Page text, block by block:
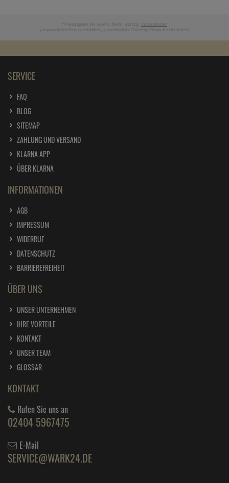
* Preisangaben inkl. gesetzl. MwSt. und zzgl. Versandkosten
Ursprünglicher Preis des Händlers, Unverbindliche Preisempfehlung des Herstellers
SERVICE
FAQ
BLOG
SITEMAP
ZAHLUNG UND VERSAND
KLARNA APP
ÜBER KLARNA
INFORMATIONEN
AGB
IMPRESSUM
WIDERRUF
DATENSCHUTZ
BARRIEREFREIHEIT
ÜBER UNS
UNSER UNTERNEHMEN
IHRE VORTEILE
KONTAKT
UNSER TEAM
GLOSSAR
KONTAKT
Rufen Sie uns an
02404 5967475
E-Mail
SERVICE@WARK24.DE